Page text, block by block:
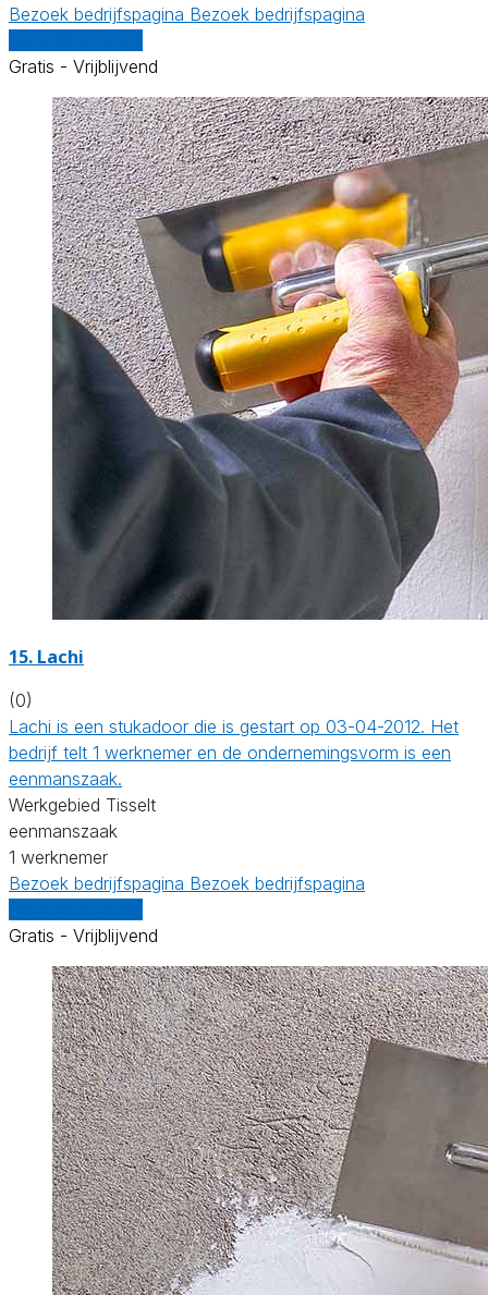
Bezoek bedrijfspagina Bezoek bedrijfspagina
Gratis - Vrijblijvend
15. Lachi
(0)
Lachi is een stukadoor die is gestart op 03-04-2012. Het
bedrijf telt 1 werknemer en de ondernemingsvorm is een
eenmanszaak.
Werkgebied Tisselt
eenmanszaak
1 werknemer
Bezoek bedrijfspagina Bezoek bedrijfspagina
Gratis - Vrijblijvend